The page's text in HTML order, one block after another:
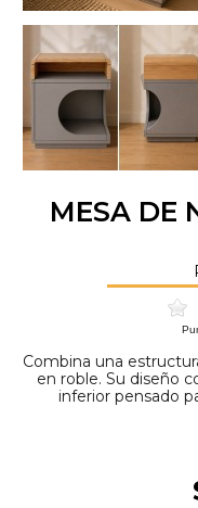
MESA DE
Combina una
en roble. Su diseño
inferior pensado